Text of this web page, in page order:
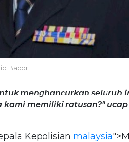
Bador.
menghancurkan seluruh
memiliki ratusan?" ucap
Kepolisian malaysia